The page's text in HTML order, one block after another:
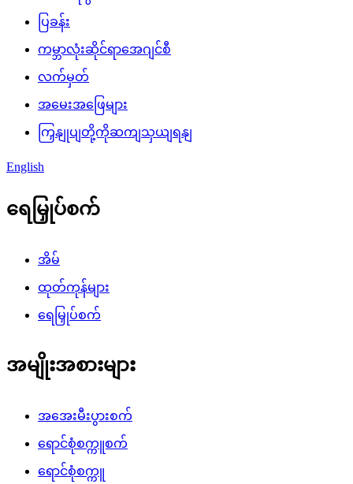
ပြခန်း
ကမ္ဘာလုံးဆိုင်ရာအေဂျင်စီ
လက်မှတ်
အမေးအဖြေများ
ကြှနျုပျတို့ကိုဆကျသှယျရနျ
English
ရေမြှုပ်စက်
အိမ်
ထုတ်ကုန်များ
ရေမြှုပ်စက်
အမျိုးအစားများ
အအေးမီးပွားစက်
ရောင်စုံစက္ကူစက်
ရောင်စုံစက္ကူ